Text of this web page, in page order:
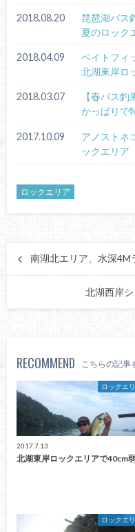
2018.08.20
琵琶湖バス
夏のロック
2018.04.09
ベイトフィ
北湖東岸ロ
2018.03.07
【春バス
かっぱりで
2017.10.09
アノストネ
ックエリア
ロックエリア
南湖北エリア、水深4M
北湖西岸
RECOMMEND こちらの記事
ロックエ
2017.7.13
北湖東岸ロックエリアで40cm
ロックエ